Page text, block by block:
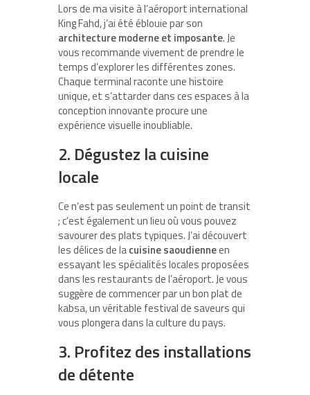
Lors de ma visite à l’aéroport international
King Fahd, j’ai été éblouie par son
architecture moderne et imposante. Je
vous recommande vivement de prendre le
temps d’explorer les différentes zones.
Chaque terminal raconte une histoire
unique, et s’attarder dans ces espaces à la
conception innovante procure une
expérience visuelle inoubliable.
2. Dégustez la cuisine
locale
Ce n’est pas seulement un point de transit
; c’est également un lieu où vous pouvez
savourer des plats typiques. J’ai découvert
les délices de lacuisine saoudienneen
essayant les spécialités locales proposées
dans les restaurants de l’aéroport. Je vous
suggère de commencer par un bon plat de
kabsa, un véritable festival de saveurs qui
vous plongera dans la culture du pays.
3. Profitez des installations
de détente